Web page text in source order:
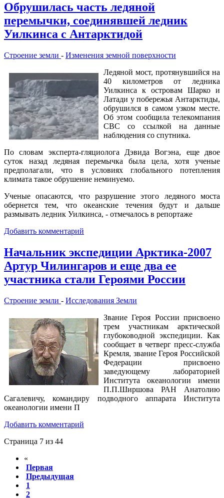
Обрушилась часть ледяной
перемычки, соединявшей ледник
Уилкинса с Антарктидой
Строение земли - Изменения земной поверхности
Ледяной мост, протянувшийся на
40 километров от ледника
Уилкинса к островам Шарко и
Латади у побережья Антарктиды,
обрушился в самом узком месте.
Об этом сообщила телекомпания
CBC со ссылкой на данные
наблюдения со спутника.
По словам эксперта-гляциолога Дэвида Вогэна, еще двое
суток назад ледяная перемычка была цела, хотя ученые
предполагали, что в условиях глобального потепления
климата такое обрушение неминуемо.
Ученые опасаются, что разрушение этого ледяного моста
обернется тем, что океанские течения будут и дальше
размывать ледник Уилкинса, - отмечалось в репортаже
Добавить комментарий
Начальник экспедиции Арктика-2007
Артур Чилингаров и еще два ее
участника стали Героями России
Строение земли - Исследования Земли
Звание Героя России присвоено
трем участникам арктической
глубоководной экспедиции. Как
сообщает в четверг пресс-служба
Кремля, звание Героя Российской
Федерации присвоено
заведующему лабораторией
Института океанологии имени
П.П.Ширшова РАН Анатолию
Сагалевичу, командиру подводного аппарата Института
океанологии имени П
Добавить комментарий
Страница 7 из 44
«
Первая
Предыдущая
1
2